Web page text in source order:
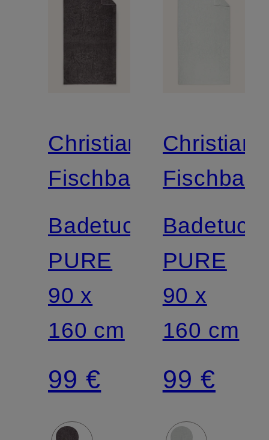
Christian
Fischbacher
Badetuch
PURE
90 x
160 cm
99 €
Christian
Badetuch
PURE
90 x
160 cm
99 €